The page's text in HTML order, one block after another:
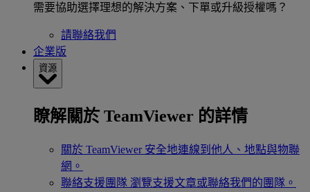
需要協助選擇理想的解決方案、下單或升級授權嗎？
請聯絡我們
企業版
資源
瞭解關於 TeamViewer 的詳情
關於 TeamViewer 安全地連線到他人、地點與物聯
網。
聯絡支援團隊 瀏覽支援文章或聯絡我們的團隊。